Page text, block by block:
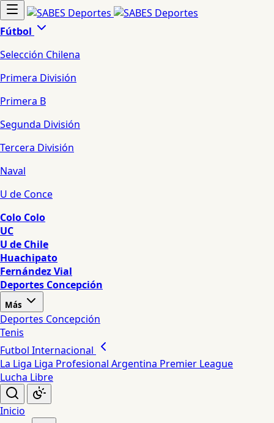
Fútbol
Selección Chilena
Primera División
Primera B
Segunda División
Tercera División
Naval
U de Conce
Colo Colo
UC
U de Chile
Huachipato
Fernández Vial
Deportes Concepción
Más
Deportes Concepción
Tenis
Futbol Internacional
La Liga Liga Profesional Argentina Premier League
Lucha Libre
Inicio